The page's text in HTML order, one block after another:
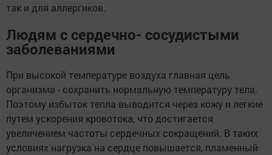
так и для аллергиков.
Людям с сердечно- сосудистыми
заболеваниями
При высокой температуре воздуха главная цель
организма - сохранить нормальную температуру тела.
Поэтому избыток тепла выводится через кожу и легкие
путем ускорения кровотока, что достигается
увеличением частоты сердечных сокращений. В таких
условиях нагрузка на сердце повышается, пламенный